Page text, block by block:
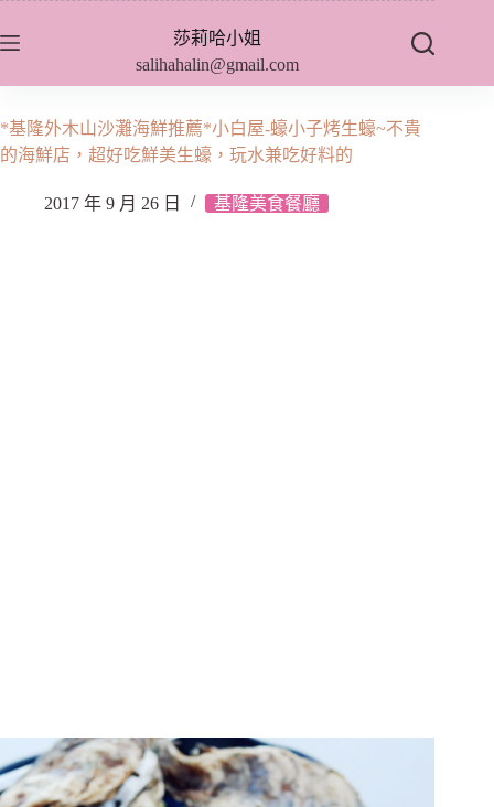
至
內
容
莎莉哈小姐
salihahalin@gmail.com
*基隆外木山沙灘海鮮推薦*小白屋-蠔小子烤生蠔~不貴
的海鮮店，超好吃鮮美生蠔，玩水兼吃好料的
2017 年 9 月 26 日 基隆美食餐廳